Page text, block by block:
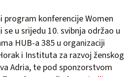
program konferencije Women
se u srijedu 10. svibnja održao u
HUB-a 385 u organizaciji
i Instituta za razvoj ženskog
Adria, te pod sponzorstvom